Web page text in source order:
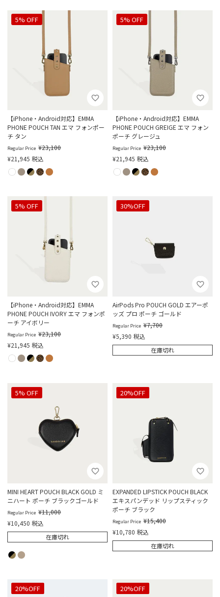
【iPhone・Android対応】EMMA
PHONE POUCH TAN エマ フォンポー
チ タン
5% OFF
Regular Price ¥23,100
¥21,945 税込
【iPhone・Android対応】EMMA
PHONE POUCH GREIGE エマ フォン
ポーチ グレージュ
5% OFF
Regular Price ¥23,100
¥21,945 税込
【iPhone・Android対応】EMMA
PHONE POUCH IVORY エマ フォンポ
ーチ アイボリー
5% OFF
Regular Price ¥23,100
¥21,945 税込
AirPods Pro POUCH GOLD エアーポ
ッズ プロ ポーチ ゴールド
30%OFF
Regular Price ¥7,700
¥5,390 税込
在庫切れ
MINI HEART POUCH BLACK GOLD ミ
ニハート ポーチ ブラックゴールド
5% OFF
Regular Price ¥11,000
¥10,450 税込
在庫切れ
EXPANDED LIPSTICK POUCH BLACK
エキスパンデッド リップスティック
ポーチ ブラック
30%OFF
20%OFF
Regular Price ¥15,400
¥10,780 税込
在庫切れ
30%OFF
20%OFF 30%OFF
20%OFF